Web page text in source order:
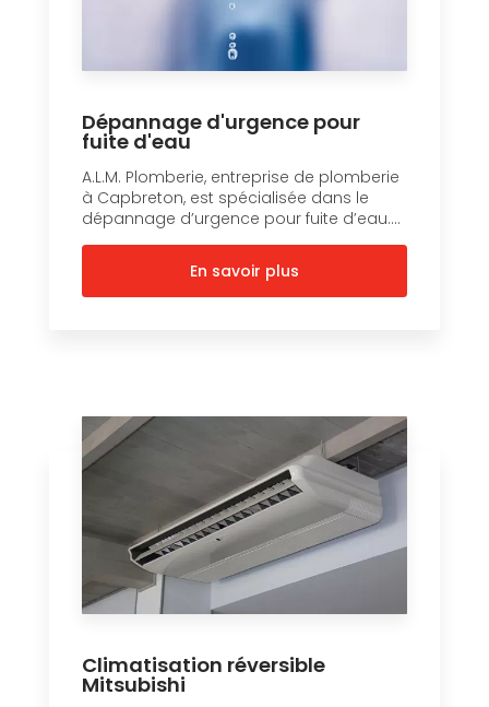
Dépannage d'urgence pour
fuite d'eau
A.L.M. Plomberie, entreprise de plomberie
à Capbreton, est spécialisée dans le
dépannage d’urgence pour fuite d’eau....
En savoir plus
Climatisation réversible
Mitsubishi